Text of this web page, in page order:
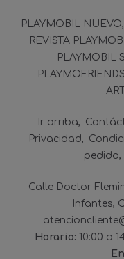
PLAYMOBIL NUEVO
REVISTA
PLAYMOBIL
PLAYMOFRIENDS
Ir arriba
Privacidad
pedido
Calle Doctor
Infantes,
Horario: 10:00 a